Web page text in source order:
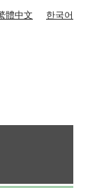
體中文 한국어